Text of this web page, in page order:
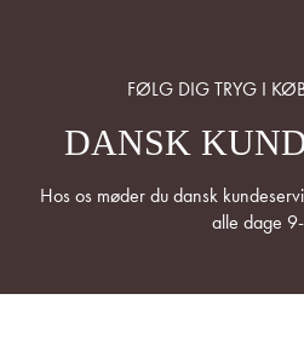
FØLG DIG TRYG I
DANSK
Hos os møder du dansk
alle dage